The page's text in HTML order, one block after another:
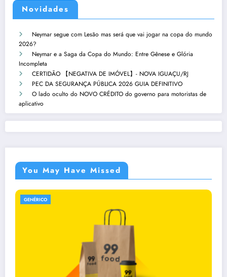
Novidades
Neymar segue com Lesão mas será que vai jogar na copa do mundo
2026?
Neymar e a Saga da Copa do Mundo: Entre Gênese e Glória
Incompleta
CERTIDÃO 【NEGATIVA DE IMÓVEL】- NOVA IGUAÇU/RJ
PEC DA SEGURANÇA PÚBLICA 2026 GUIA DEFINITIVO
O lado oculto do NOVO CRÉDITO do governo para motoristas de
aplicativo
You May Have Missed
GENÉRICO